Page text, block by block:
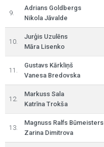
9.
Adrians Goldbergs
Nikola Jāvalde
10.
Jurģis Uzulēns
Māra Lisenko
11.
Gustavs Kārkliņš
Vanesa Bredovska
12.
Markuss Sala
Katrīna Trokša
13.
Magnuss Ralfs Būmeisters
Zarina Dimitrova